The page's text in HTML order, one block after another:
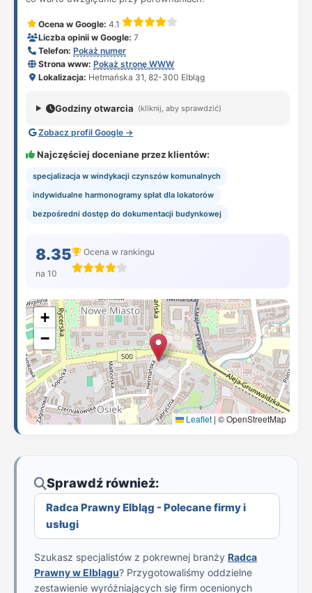
Ocena w Google: 4.1
Liczba opinii w Google: 7
Telefon: Pokaż numer
Strona www: Pokaż stronę WWW
Lokalizacja: Hetmańska 31, 82-300 Elbląg
Godziny otwarcia (kliknij, aby sprawdzić)
Zobacz profil Google →
Najczęściej doceniane przez klientów:
specjalizacja w windykacji czynszów komunalnych
indywidualne harmonogramy spłat dla lokatorów
bezpośredni dostęp do dokumentacji budynkowej
8.35
na 10
Ocena w rankingu
+
−
Leaflet | © OpenStreetMap
Sprawdź również:
Radca Prawny Elbląg - Polecane firmy i
usługi
Szukasz specjalistów z pokrewnej branży Radca
Prawny w Elblągu? Przygotowaliśmy oddzielne
zestawienie wyróżniających się firm ocenionych